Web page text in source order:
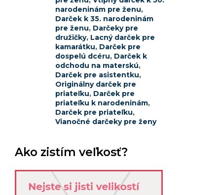
narodeninám pre ženu,
Darček k 35. narodeninám
pre ženu, Darčeky pre
družičky, Lacný darček pre
kamarátku, Darček pre
dospelú dcéru, Darček k
odchodu na materskú,
Darček pre asistentku,
Originálny darček pre
priateľku, Darček pre
priateľku k narodeninám,
Darček pre priateľku,
Vianočné darčeky pre ženy
Ako zistím veľkosť?